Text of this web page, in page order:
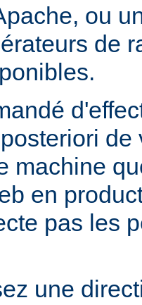
ou
de
machine
en
pas les
une